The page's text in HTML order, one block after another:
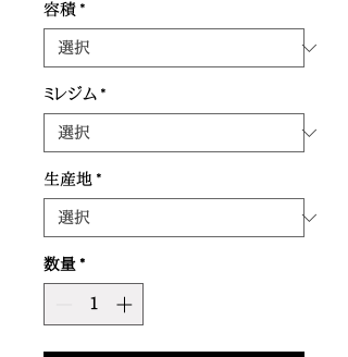
容積 *
ミレジム *
生産地 *
数量 *